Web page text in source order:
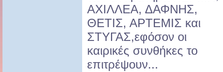
ΑΧΙΛΛΕΑ, ΔΑΦΝΗΣ,
ΘΕΤΙΣ, ΑΡΤΕΜΙΣ και
ΣΤΥΓΑΣ,εφόσον οι
καιρικές συνθήκες το
επιτρέψουν...